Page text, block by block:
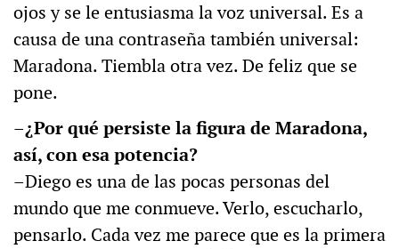
ojos y se le entusiasma la voz universal. Es a
causa de una contraseña también universal:
Maradona. Tiembla otra vez. De feliz que se
pone.
–¿Por qué persiste la figura de Maradona,
así, con esa potencia?
–Diego es una de las pocas personas del
mundo que me conmueve. Verlo, escucharlo,
pensarlo. Cada vez me parece que es la primera